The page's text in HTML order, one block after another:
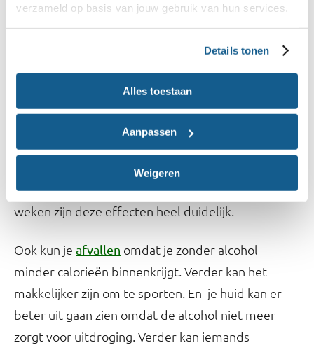
verzameld op basis van jouw gebruik van hun services.
Details tonen
Alles toestaan
Aanpassen
Weigeren
met alcohol?
Als je stopt met alcohol drinken, herstelt je lever
en de rest van je lichaam omdat je geen giftige stof
minder makkelijk in slaap, maar daarna zorgt het
juist dat je langer en beter slaapt. Je voelt je
vervolgens fitter, vrolijker, helderder, je kunt beter
onthouden en je weerstand wordt beter. Na 4 tot 6
weken zijn deze effecten heel duidelijk.
Ook kun je afvallen omdat je zonder alcohol
minder calorieën binnenkrijgt. Verder kan het
makkelijker zijn om te sporten. En je huid kan er
beter uit gaan zien omdat de alcohol niet meer
zorgt voor uitdroging. Verder kan iemands